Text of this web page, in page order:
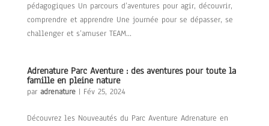
pédagogiques Un parcours d’aventures pour agir, découvrir,
comprendre et apprendre Une journée pour se dépasser, se
challenger et s’amuser TEAM...
Adrenature Parc Aventure : des aventures pour toute la
famille en pleine nature
par adrenature| Fév 25, 2024
Découvrez les Nouveautés du Parc Aventure Adrenature en